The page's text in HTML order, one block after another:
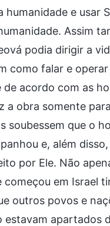
humanidade e usar
Assim
podia dirigir a
como falar e operar
de acordo com as
a obra somente
soubessem que o
e, além
por Ele. Não
começou em Israel
outros povos e
estavam apartados